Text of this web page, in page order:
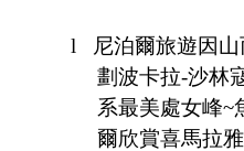
l 尼泊爾旅遊因
劃波卡拉-沙林
系最美處女峰~
爾欣賞喜馬拉